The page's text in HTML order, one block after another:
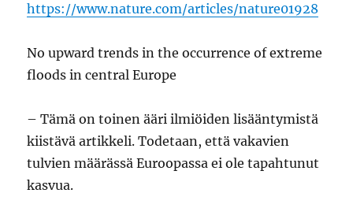
https://www.nature.com/articles/nature01928
No upward trends in the occurrence of extreme
floods in central Europe
– Tämä on toinen ääri ilmiöiden lisääntymistä
kiistävä artikkeli. Todetaan, että vakavien
tulvien määrässä Euroopassa ei ole tapahtunut
kasvua.